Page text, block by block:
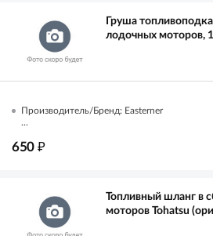
Груша
лодочных моторов,
Производитель/Бренд: Easterner
...
650 ₽
Топливный шланг в
моторов Tohatsu